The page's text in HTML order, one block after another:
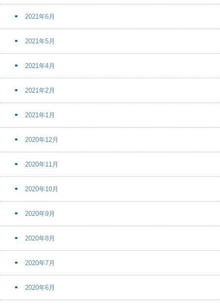
2021年6月
2021年5月
2021年4月
2021年2月
2021年1月
2020年12月
2020年11月
2020年10月
2020年9月
2020年8月
2020年7月
2020年6月